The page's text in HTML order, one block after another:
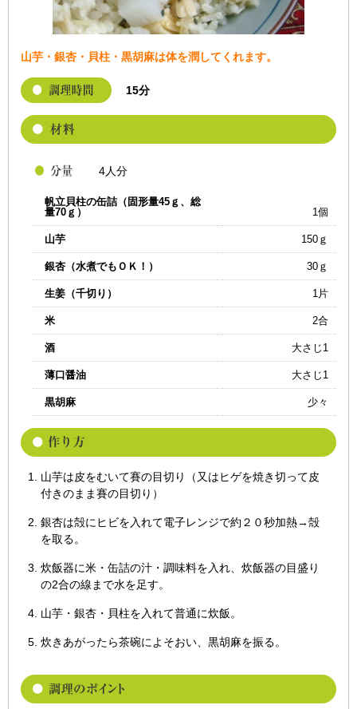
山芋・銀杏・貝柱・黒胡麻は体を潤してくれます。
15分
4人分
帆立貝柱の缶詰（固形量45ｇ、総
量70ｇ）
1個
山芋 150ｇ
銀杏（水煮でもＯＫ！） 30ｇ
生姜（千切り） 1片
米 2合
酒 大さじ1
薄口醤油 大さじ1
黒胡麻 少々
山芋は皮をむいて賽の目切り（又はヒゲを焼き切って皮
付きのまま賽の目切り）
銀杏は殻にヒビを入れて電子レンジで約２０秒加熱→殻
を取る。
炊飯器に米・缶詰の汁・調味料を入れ、炊飯器の目盛り
の2合の線まで水を足す。
山芋・銀杏・貝柱を入れて普通に炊飯。
炊きあがったら茶碗によそおい、黒胡麻を振る。